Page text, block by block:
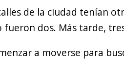
de la ciudad tenían
dos. Más tarde,
a moverse para